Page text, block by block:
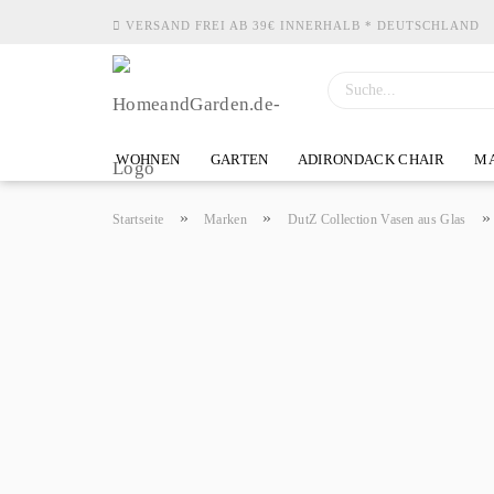
VERSAND FREI AB 39€ INNERHALB * DEUTSCHLAND
WOHNEN GARTEN ADIRONDACK CHAIR
Startseite » Marken » DutZ Collection Vasen aus Glas